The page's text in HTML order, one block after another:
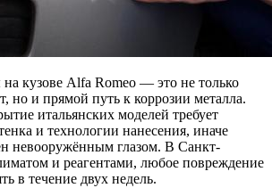
кузове Alfa Romeo — это не только
но и прямой путь к коррозии металла.
итальянских моделей требует
и технологии нанесения, иначе
невооружённым глазом. В Санкт-
и реагентами, любое повреждение
в течение двух недель.